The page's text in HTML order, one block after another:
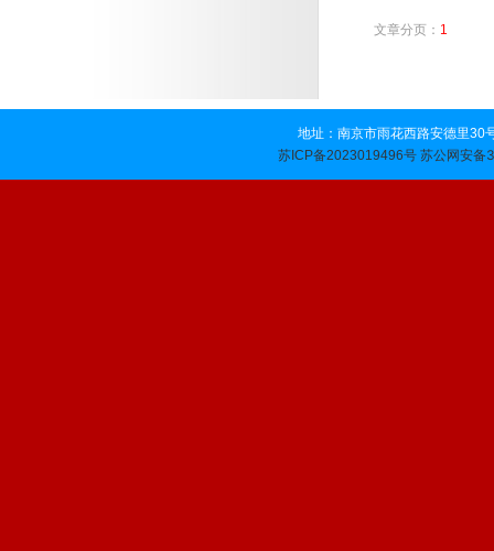
文章分页： 1
地址：南京市雨花西路安德里
苏ICP备2023019496号 苏公网安备